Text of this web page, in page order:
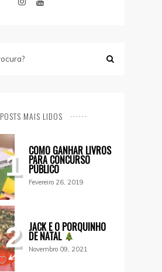
POSTS MAIS LIDOS
1 COMO GANHAR LIVROS
PARA CONCURSO
PÚBLICO
Fevereiro 26, 2019
2 JACK E O PORQUINHO
DE NATAL
Novembro 09, 2021